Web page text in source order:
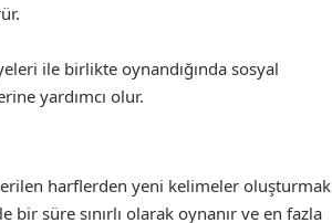
ile birlikte oynandığında sosyal
yardımcı olur.
harflerden yeni kelimeler oluşturmak
süre sınırlı olarak oynanır ve en fazla